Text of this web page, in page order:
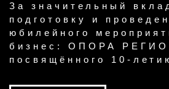
За значительный
подготовку и
юбилейного
бизнес: ОПОРА
посвящённого 10-